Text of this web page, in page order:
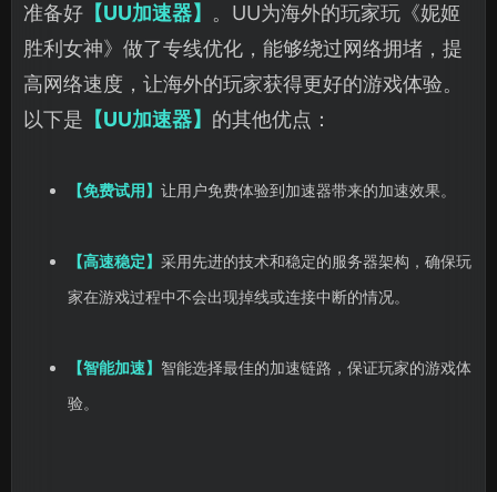
准备好 【UU加速器】 。UU为海外的玩家玩《妮姬
胜利女神》做了专线优化，能够绕过网络拥堵，提
高网络速度，让海外的玩家获得更好的游戏体验。
以下是 【UU加速器】 的其他优点：
【免费试用】 让用户免费体验到加速器带来的加速效果。
【高速稳定】 采用先进的技术和稳定的服务器架构，确保玩
家在游戏过程中不会出现掉线或连接中断的情况。
【智能加速】 智能选择最佳的加速链路，保证玩家的游戏体
验。